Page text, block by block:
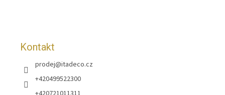
Kontakt
prodej@itadeco.cz
+420499522300